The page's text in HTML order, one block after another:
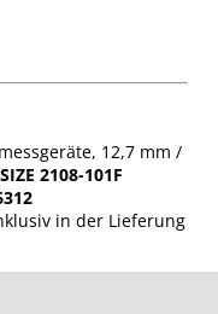
12,7 mm /
2108-101F
in der Lieferung